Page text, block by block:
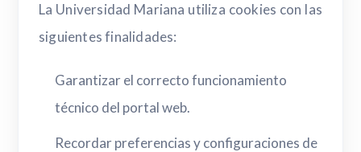
La Universidad Mariana utiliza cookies con las
siguientes finalidades:
Garantizar el correcto funcionamiento
técnico del portal web.
Recordar preferencias y configuraciones de